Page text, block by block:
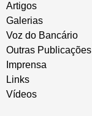
Artigos
Galerias
Voz do Bancário
Outras Publicações
Imprensa
Links
Vídeos